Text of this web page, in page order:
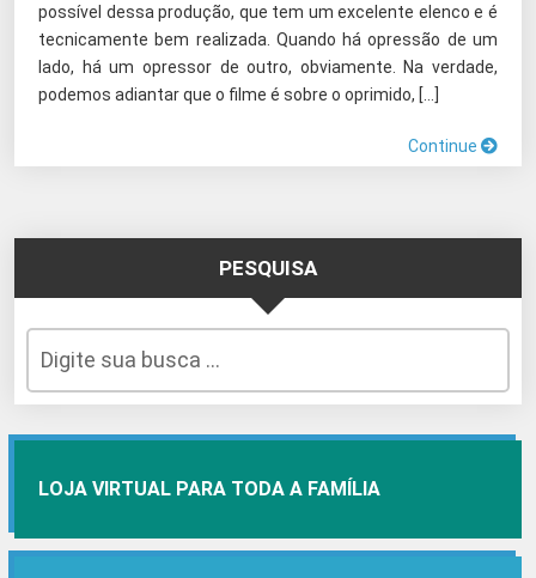
possível dessa produção, que tem um excelente elenco e é
tecnicamente bem realizada. Quando há opressão de um
lado, há um opressor de outro, obviamente. Na verdade,
podemos adiantar que o filme é sobre o oprimido, […]
Continue
PESQUISA
LOJA VIRTUAL PARA TODA A FAMÍLIA